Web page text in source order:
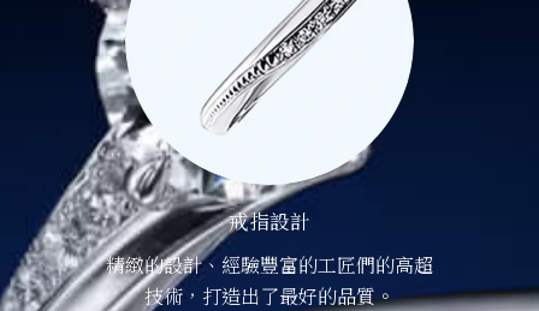
戒指設計
精緻的設計、經驗豐富的工匠們的高超
技術，打造出了最好的品質。